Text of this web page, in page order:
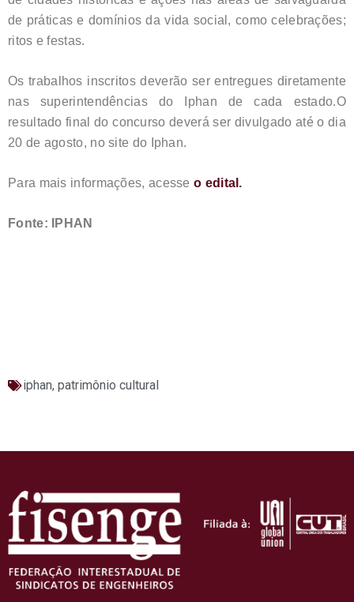
de práticas e domínios da vida social, como celebrações;
ritos e festas.
Os trabalhos inscritos deverão ser entregues diretamente
nas superintendências do Iphan de cada estado.O
resultado final do concurso deverá ser divulgado até o dia
20 de agosto, no site do Iphan.
Para mais informações, acesse o edital.
Fonte: IPHAN
iphan, patrimônio cultural